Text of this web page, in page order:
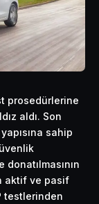
prosedürlerine
aldı. Son
sahip
aktif ve pasif
testlerinden